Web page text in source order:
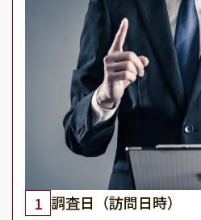
1 調査日（訪問日時）